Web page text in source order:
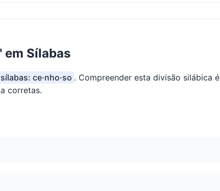
em Sílabas
ce·nho·so . Compreender esta divisão silábica é
corretas.